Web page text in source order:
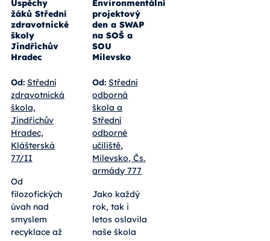
Úspěchy
žáků Střední
zdravotnické
školy
Jindřichův
Hradec
Od: Střední
zdravotnická
škola,
Jindřichův
Hradec,
Klášterská
77/II
Od
filozofických
úvah nad
smyslem
recyklace až
Environmentální
projektový
den a SWAP
na SOŠ a
SOU
Milevsko
Od: Střední
odborná
škola a
Střední
odborné
učiliště,
Milevsko, Čs.
armády 777
Jako každý
rok, tak i
letos oslavila
naše škola